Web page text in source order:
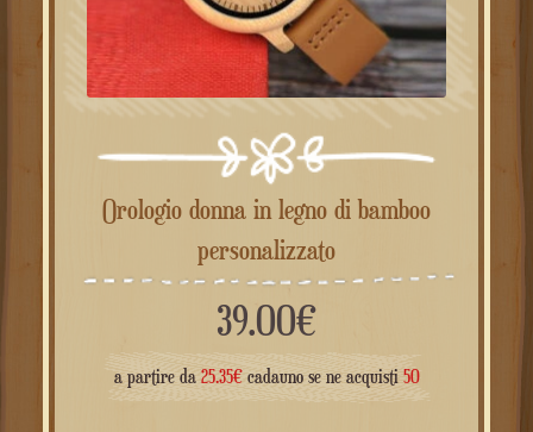
Orologio donna in legno di bamboo
personalizzato
39.00€
a partire da 25.35€cadauno se ne acquisti 50